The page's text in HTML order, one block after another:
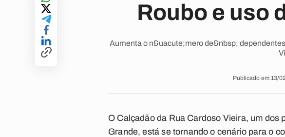
Roubo e uso
Aumenta o n&uacute;mero de&nbsp;
Publicado em 13/
O Calçadão da Rua Cardoso Vieira, um
Grande, está se tornando o cenário para o